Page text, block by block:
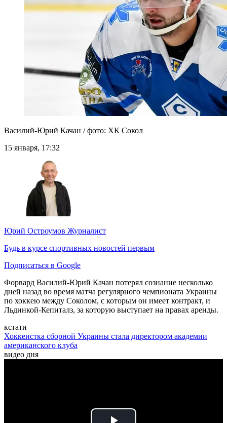
Василий-Юрий Качан / фото: ХК Сокол
15 января, 17:32
Юрий Остроумов Журналист
Будь в курсе спортивных новостей первым
Подписаться в Google
Форвард Василий-Юрий Качан потерял сознание несколько
дней назад во время матча регулярного чемпионата Украины
по хоккею между Соколом, с которым он имеет контракт, и
Льдинкой-Кепиталз, за которую выступает на правах аренды.
кстати
Хоккеистка сборной Украины стала директором академии
американского клуба
видео дня